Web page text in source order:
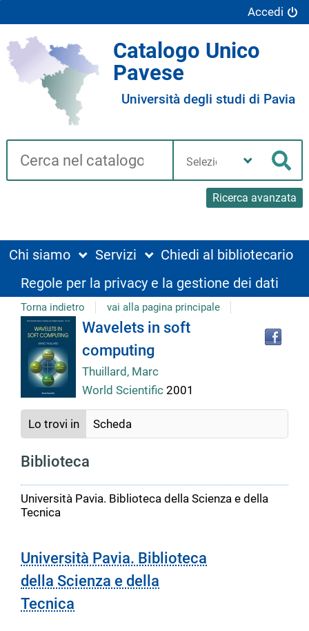
Accedi
Catalogo Unico
Pavese
Università degli studi di Pavia
Cerca su "Catalogo"
Ricerca avanzata
biblioteca
Chi siamo Servizi
Chiedi al bibliotecario
Regole per la privacy e la gestione dei dati
Torna indietro vai alla pagina principale
Dettaglio
del
documento
Wavelets in soft
computing
Thuillard, Marc
World Scientific 2001
Lo trovi in Scheda
Biblioteca
Università Pavia. Biblioteca della Scienza e della
Tecnica
Università Pavia. Biblioteca
della Scienza e della
Tecnica